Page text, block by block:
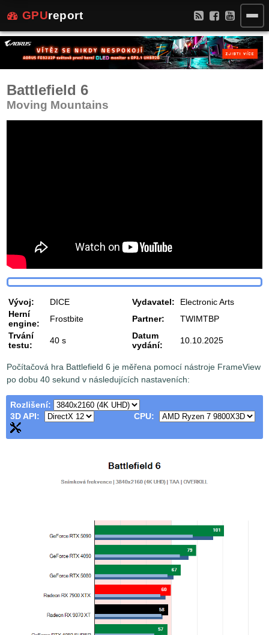
GPUreport
Battlefield 6
Moving Mountains
Vývoj: DICE Vydavatel:
Electronic Arts
Herní
engine:
Frostbite Partner:
TWIMTBP
Trvání
testu:
40 s
Datum
vydání:
10.10.2025
Počítačová hra Battlefield 6 je měřena pomocí nástroje FrameView
po dobu 40 sekund v následujících nastaveních:
Rozlišení:
3D API:
CPU: